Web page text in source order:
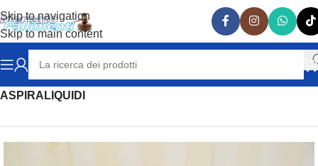
Skip to navigation
Skip to main content
Home ATTREZZATURE E MATERIALE PER LA PULIZIA
ASPIRALIQUIDI